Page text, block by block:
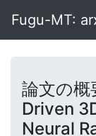
Fugu-MT:
論文の
Driven
Neural